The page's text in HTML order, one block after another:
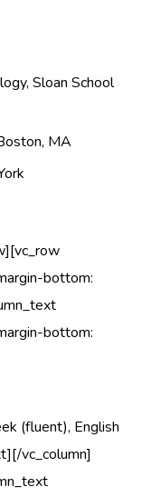
Sloan School
MA
bottom:
bottom:
(fluent), English
vc_column]